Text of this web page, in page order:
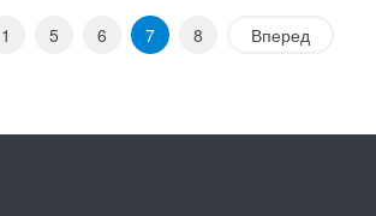
1 5 6 7 8 Вперед